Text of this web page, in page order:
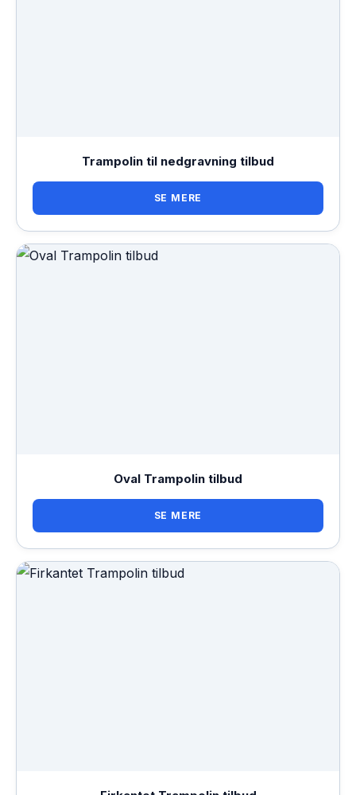
Trampolin til nedgravning tilbud
SE MERE
Oval Trampolin tilbud
SE MERE